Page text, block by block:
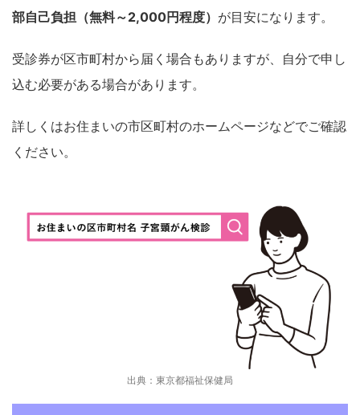
部自己負担（無料～2,000円程度） が目安になります。
受診券が区市町村から届く場合もありますが、自分で申し
込む必要がある場合があります。
詳しくはお住まいの市区町村のホームページなどでご確認
ください。
出典：東京都福祉保健局